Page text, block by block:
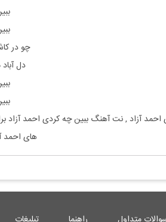
چو در
دل
احمد آزاد , نت آهنگ ببین چه کردی احمد آزاد
های احمد